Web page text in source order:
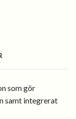
som gör
samt integrerat